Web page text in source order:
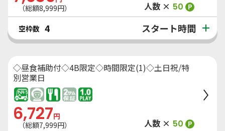
（総額8,999円） 人数 × 50 P
空枠数 4 スタート時間
◇昼食補助付◇4B限定◇時間限定(1)◇土日祝/特
別営業日
6,727円
（総額7,999円） 人数 × 50 P